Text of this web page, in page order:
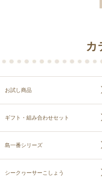
カ
お試し商品
ギフト・組み合わせセット
島一番シリーズ
シークヮーサーこしょう